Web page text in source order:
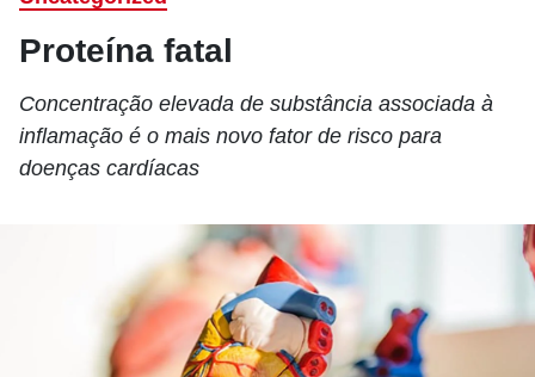
Proteína fatal
Concentração elevada de substância associada à
inflamação é o mais novo fator de risco para
doenças cardíacas